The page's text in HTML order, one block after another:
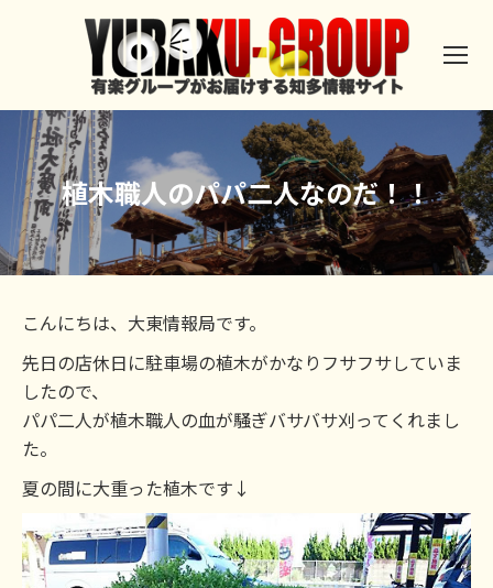
植木職人のパパ二人なのだ！！
こんにちは、大東情報局です。
先日の店休日に駐車場の植木がかなりフサフサしていま
したので、
パパ二人が植木職人の血が騒ぎバサバサ刈ってくれまし
た。
夏の間に大重った植木です↓